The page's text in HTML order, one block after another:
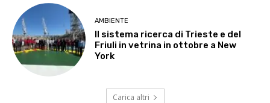
AMBIENTE
Il sistema ricerca di Trieste e del
Friuli in vetrina in ottobre a New
York
Carica altri